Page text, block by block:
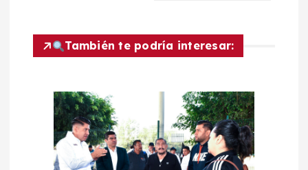
c
También te podría interesar: